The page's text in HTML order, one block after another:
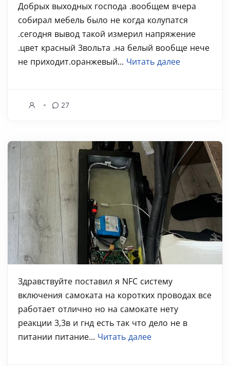
Добрых выходных господа .вообщем вчера
собирал мебель было не когда колупатся
.сегодня вывод такой измерил напряжение
.цвет красный 3вольта .на белый вообще нече
не приходит.оранжевый... Читать далее
27
Здравствуйте поставил я NFC систему
включения самоката на коротких проводах все
работает отлично но на самокате нету
реакции 3,3в и гнд есть так что дело не в
питании питание... Читать далее